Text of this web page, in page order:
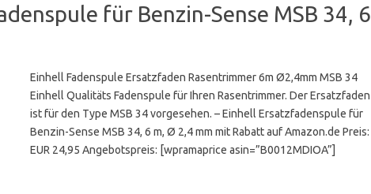
für Benzin-Sense MSB 34, 6
Einhell Fadenspule Ersatzfaden Rasentrimmer 6m Ø2,4mm MSB 34
Einhell Qualitäts Fadenspule für Ihren Rasentrimmer. Der Ersatzfaden
ist für den Type MSB 34 vorgesehen. – Einhell Ersatzfadenspule für
Benzin-Sense MSB 34, 6 m, Ø 2,4 mm mit Rabatt auf Amazon.de Preis:
EUR 24,95 Angebotspreis: [wpramaprice asin=”B0012MDIOA”]